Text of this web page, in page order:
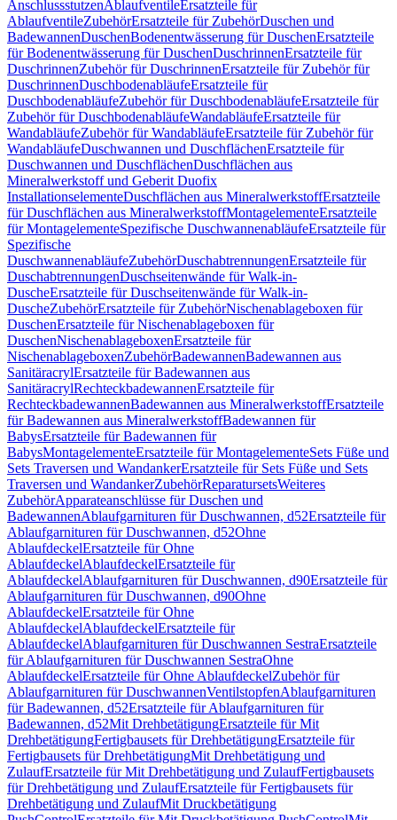
AnschlussstutzenAblaufventileErsatzteile für
AblaufventileZubehörErsatzteile für ZubehörDuschen und
BadewannenDuschenBodenentwässerung für DuschenErsatzteile
für Bodenentwässerung für DuschenDuschrinnenErsatzteile für
DuschrinnenZubehör für DuschrinnenErsatzteile für Zubehör für
DuschrinnenDuschbodenabläufeErsatzteile für
DuschbodenabläufeZubehör für DuschbodenabläufeErsatzteile für
Zubehör für DuschbodenabläufeWandabläufeErsatzteile für
WandabläufeZubehör für WandabläufeErsatzteile für Zubehör für
WandabläufeDuschwannen und DuschflächenErsatzteile für
Duschwannen und DuschflächenDuschflächen aus
Mineralwerkstoff und Geberit Duofix
InstallationselementeDuschflächen aus MineralwerkstoffErsatzteile
für Duschflächen aus MineralwerkstoffMontagelementeErsatzteile
für MontagelementeSpezifische DuschwannenabläufeErsatzteile für
Spezifische
DuschwannenabläufeZubehörDuschabtrennungenErsatzteile für
DuschabtrennungenDuschseitenwände für Walk-in-
DuscheErsatzteile für Duschseitenwände für Walk-in-
DuscheZubehörErsatzteile für ZubehörNischenablageboxen für
DuschenErsatzteile für Nischenablageboxen für
DuschenNischenablageboxenErsatzteile für
NischenablageboxenZubehörBadewannenBadewannen aus
SanitäracrylErsatzteile für Badewannen aus
SanitäracrylRechteckbadewannenErsatzteile für
RechteckbadewannenBadewannen aus MineralwerkstoffErsatzteile
für Badewannen aus MineralwerkstoffBadewannen für
BabysErsatzteile für Badewannen für
BabysMontagelementeErsatzteile für MontagelementeSets Füße und
Sets Traversen und WandankerErsatzteile für Sets Füße und Sets
Traversen und WandankerZubehörReparatursetsWeiteres
ZubehörApparateanschlüsse für Duschen und
BadewannenAblaufgarnituren für Duschwannen, d52Ersatzteile für
Ablaufgarnituren für Duschwannen, d52Ohne
AblaufdeckelErsatzteile für Ohne
AblaufdeckelAblaufdeckelErsatzteile für
AblaufdeckelAblaufgarnituren für Duschwannen, d90Ersatzteile für
Ablaufgarnituren für Duschwannen, d90Ohne
AblaufdeckelErsatzteile für Ohne
AblaufdeckelAblaufdeckelErsatzteile für
AblaufdeckelAblaufgarnituren für Duschwannen SestraErsatzteile
für Ablaufgarnituren für Duschwannen SestraOhne
AblaufdeckelErsatzteile für Ohne AblaufdeckelZubehör für
Ablaufgarnituren für DuschwannenVentilstopfenAblaufgarnituren
für Badewannen, d52Ersatzteile für Ablaufgarnituren für
Badewannen, d52Mit DrehbetätigungErsatzteile für Mit
DrehbetätigungFertigbausets für DrehbetätigungErsatzteile für
Fertigbausets für DrehbetätigungMit Drehbetätigung und
ZulaufErsatzteile für Mit Drehbetätigung und ZulaufFertigbausets
für Drehbetätigung und ZulaufErsatzteile für Fertigbausets für
Drehbetätigung und ZulaufMit Druckbetätigung